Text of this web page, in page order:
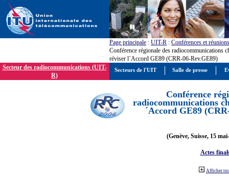
Page principale : UIT-R : Conférences et réunions
Conférence régionale des radiocommunications
réviser l´Accord GE89 (CRR-06-Rev.GE89)
Secteur des radiocommunications (UIT-
R)
Conférence
radiocommunications
´Accord GE89
(Genève, Suisse, 15
Actes
Afficher
Secteurs de l'UIT Salle de presse